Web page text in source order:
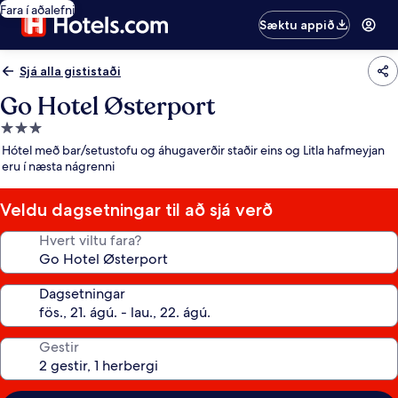
Fara í aðalefni
Sæktu appið
Sjá alla gististaði
Go Hotel Østerport
3.0
stjörnu
gististaður
Hótel með bar/setustofu og áhugaverðir staðir eins og Litla hafmeyjan
eru í næsta nágrenni
Veldu dagsetningar til að sjá verð
Hvert viltu fara?
Dagsetningar
Gestir